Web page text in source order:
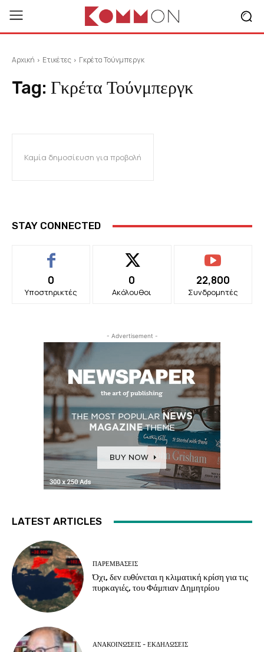
Αρχική Ετικέτες Γκρέτα Τούνμπεργκ
Tag: Γκρέτα Τούνμπεργκ
Καμία δημοσίευση για προβολή
STAY CONNECTED
0
Υποστηρικτές
0
Ακόλουθοι
22,800
Συνδρομητές
- Advertisement -
LATEST ARTICLES
ΠΑΡΕΜΒΑΣΕΙΣ
Όχι, δεν ευθύνεται η κλιματική κρίση για τις
πυρκαγιές, του Φάμπιαν Δημητρίου
ΑΝΑΚΟΙΝΩΣΕΙΣ - ΕΚΔΗΛΩΣΕΙΣ